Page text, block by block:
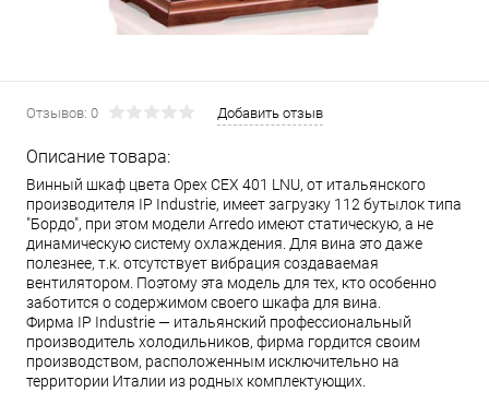
Отзывов: 0 Добавить отзыв
Описание товара:
Винный шкаф цвета Орех CEX 401 LNU, от итальянского
производителя IP Industrie, имеет загрузку 112 бутылок типа
"Бордо", при этом модели Arredo имеют статическую, а не
динамическую систему охлаждения. Для вина это даже
полезнее, т.к. отсутствует вибрация создаваемая
вентилятором. Поэтому эта модель для тех, кто особенно
заботится о содержимом своего шкафа для вина.
Фирма IP Industrie — итальянский профессиональный
производитель холодильников, фирма гордится своим
производством, расположенным исключительно на
территории Италии из родных комплектующих.